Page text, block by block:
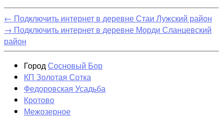
← Подключить интернет в деревне Стаи Лужский район
→ Подключить интернет в деревне Морди Сланцевский
район
ГородСосновый Бор
КП Золотая Сотка
Федоровская Усадьба
Кротово
Межозерное